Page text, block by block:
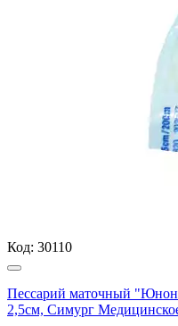
Код: 30110
Пессарий маточный
2,5см, Симург